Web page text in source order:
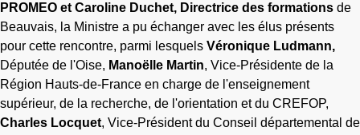
PROMEO et Caroline Duchet, Directrice des formations de
Beauvais, la Ministre a pu échanger avec les élus présents
pour cette rencontre, parmi lesquels Véronique Ludmann,
Députée de l'Oise, Manoëlle Martin, Vice-Présidente de la
Région Hauts-de-France en charge de l'enseignement
supérieur, de la recherche, de l'orientation et du CREFOP,
Charles Locquet, Vice-Président du Conseil départemental de